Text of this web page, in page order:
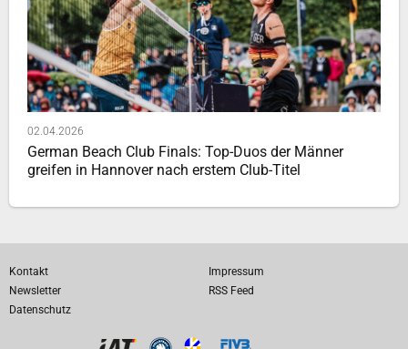
02.04.2026
German Beach Club Finals: Top-Duos der Männer
greifen in Hannover nach erstem Club-Titel
Kontakt
Impressum
Newsletter
RSS Feed
Datenschutz